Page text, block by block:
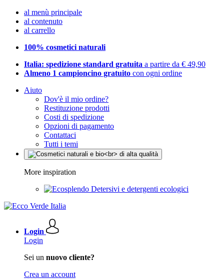
al menù principale
al contenuto
al carrello
100% cosmetici naturali
Italia: spedizione standard gratuita a partire da € 49,90
Almeno 1 campioncino gratuito con ogni ordine
Aiuto
Dov'è il mio ordine?
Restituzione prodotti
Costi di spedizione
Opzioni di pagamento
Contattaci
Tutti i temi
More inspiration
Detersivi e detergenti ecologici
Login
Login
Sei un nuovo cliente?
Crea un account